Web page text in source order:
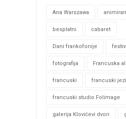
Ana Warszawa
besplatni cabaret
Dani frankofonije
fotografija Francuska
francuski francuski
francuski studio Folimage
galerija Klovićevi dvori